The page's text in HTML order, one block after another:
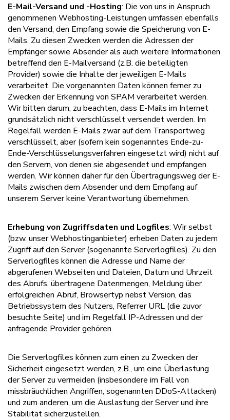
E-Mail-Versand und -Hosting: Die von uns in Anspruch
genommenen Webhosting-Leistungen umfassen ebenfalls
den Versand, den Empfang sowie die Speicherung von E-
Mails. Zu diesen Zwecken werden die Adressen der
Empfänger sowie Absender als auch weitere Informationen
betreffend den E-Mailversand (z.B. die beteiligten
Provider) sowie die Inhalte der jeweiligen E-Mails
verarbeitet. Die vorgenannten Daten können ferner zu
Zwecken der Erkennung von SPAM verarbeitet werden.
Wir bitten darum, zu beachten, dass E-Mails im Internet
grundsätzlich nicht verschlüsselt versendet werden. Im
Regelfall werden E-Mails zwar auf dem Transportweg
verschlüsselt, aber (sofern kein sogenanntes Ende-zu-
Ende-Verschlüsselungsverfahren eingesetzt wird) nicht auf
den Servern, von denen sie abgesendet und empfangen
werden. Wir können daher für den Übertragungsweg der E-
Mails zwischen dem Absender und dem Empfang auf
unserem Server keine Verantwortung übernehmen.
Erhebung von Zugriffsdaten und Logfiles: Wir selbst
(bzw. unser Webhostinganbieter) erheben Daten zu jedem
Zugriff auf den Server (sogenannte Serverlogfiles). Zu den
Serverlogfiles können die Adresse und Name der
abgerufenen Webseiten und Dateien, Datum und Uhrzeit
des Abrufs, übertragene Datenmengen, Meldung über
erfolgreichen Abruf, Browsertyp nebst Version, das
Betriebssystem des Nutzers, Referrer URL (die zuvor
besuchte Seite) und im Regelfall IP-Adressen und der
anfragende Provider gehören.
Die Serverlogfiles können zum einen zu Zwecken der
Sicherheit eingesetzt werden, z.B., um eine Überlastung
der Server zu vermeiden (insbesondere im Fall von
missbräuchlichen Angriffen, sogenannten DDoS-Attacken)
und zum anderen, um die Auslastung der Server und ihre
Stabilität sicherzustellen.